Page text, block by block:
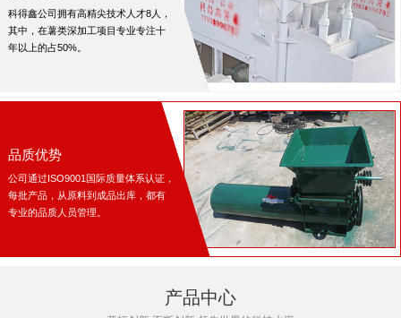
科得鑫公司拥有高精尖技术人才8人，
其中，在薯类深加工项目专业专注十
年以上的占50%。
品质优势
公司通过ISO9001国际质量体系认证，
每批产品，从原料到成品出库，都有
专业的品质人员管理。
产品中心